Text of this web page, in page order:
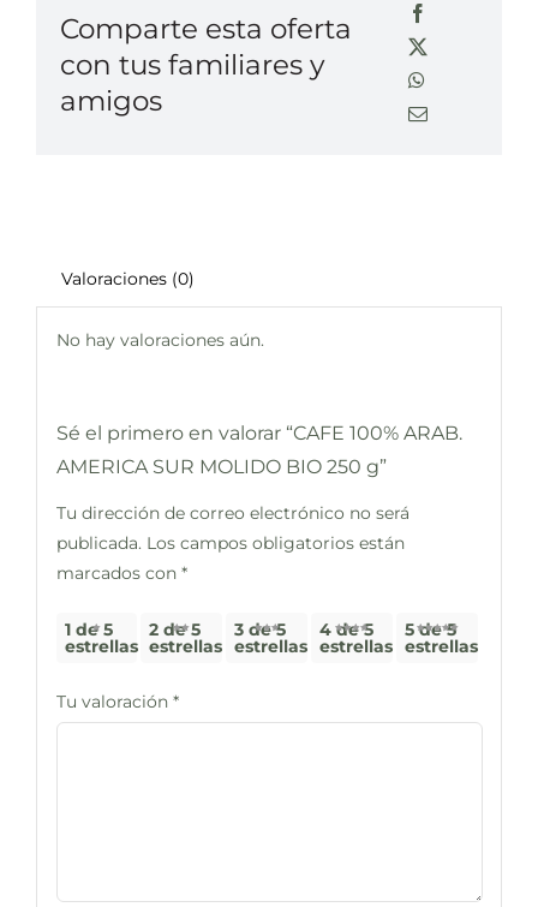
Comparte esta oferta
con tus familiares y
amigos
Valoraciones (0)
No hay valoraciones aún.
Sé el primero en valorar “CAFE 100% ARAB.
AMERICA SUR MOLIDO BIO 250 g”
Tu dirección de correo electrónico no será
publicada. Los campos obligatorios están
marcados con *
1 de 5
estrellas
2 de 5
estrellas
3 de 5
estrellas
4 de 5
estrellas
5 de 5
estrellas
Tu valoración *